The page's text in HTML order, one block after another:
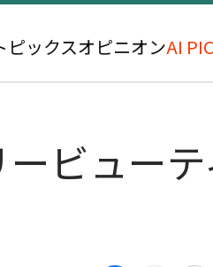
ピックスオピニオンAI
ビューテ